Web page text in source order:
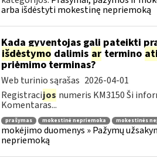
arba išdėstyti mokestinę nepriemoką
Kada gyventojas gali pateikti
išdėstymo dalimis artermino
priėmimo terminas?
Web turinio sąrašas 2026-04-01
Registracijos numeris KM3150 Ši
Komentaras...
prašymas mokestinė nepriemoka mokestinės
mokėjimo duomenys » Pažymų
nepriemoką